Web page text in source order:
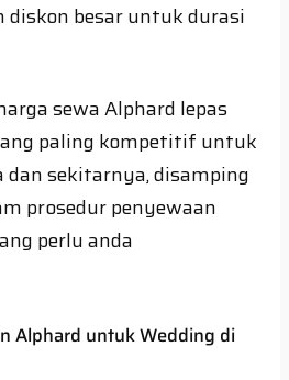
diskon besar untuk durasi
sewa Alphard lepas
paling kompetitif untuk
sekitarnya, disamping
prosedur penyewaan
perlu anda
Alphard untuk Wedding di